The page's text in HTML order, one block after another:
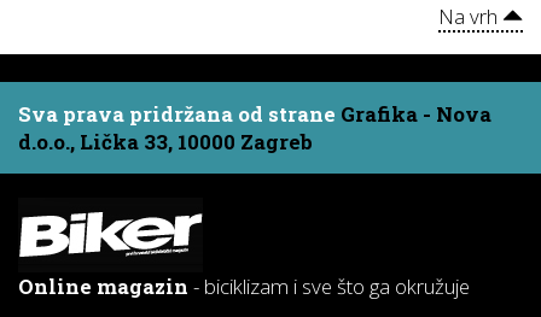
Na vrh
Sva prava pridržana od strane Grafika - Nova
d.o.o., Lička 33, 10000 Zagreb
Online magazin - biciklizam i sve što ga okružuje